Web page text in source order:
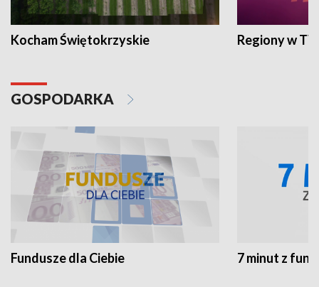
Kocham Świętokrzyskie Regiony w
GOSPODARKA
Fundusze dla Ciebie 7 minut z